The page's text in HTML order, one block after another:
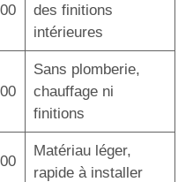
des finitions
intérieures
Sans plomberie,
chauffage ni
finitions
Matériau léger,
rapide à installer